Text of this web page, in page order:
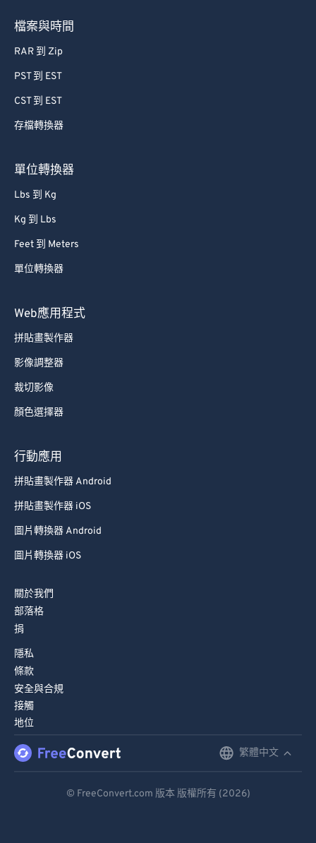
檔案與時間
RAR 到 Zip
PST 到 EST
CST 到 EST
存檔轉換器
單位轉換器
Lbs 到 Kg
Kg 到 Lbs
Feet 到 Meters
單位轉換器
Web應用程式
拼貼畫製作器
影像調整器
裁切影像
顏色選擇器
行動應用
拼貼畫製作器 Android
拼貼畫製作器 iOS
圖片轉換器 Android
圖片轉換器 iOS
關於我們
部落格
捐
隱私
條款
安全與合規
接觸
地位
繁體中文
© FreeConvert.com 版本 版權所有 (2026)